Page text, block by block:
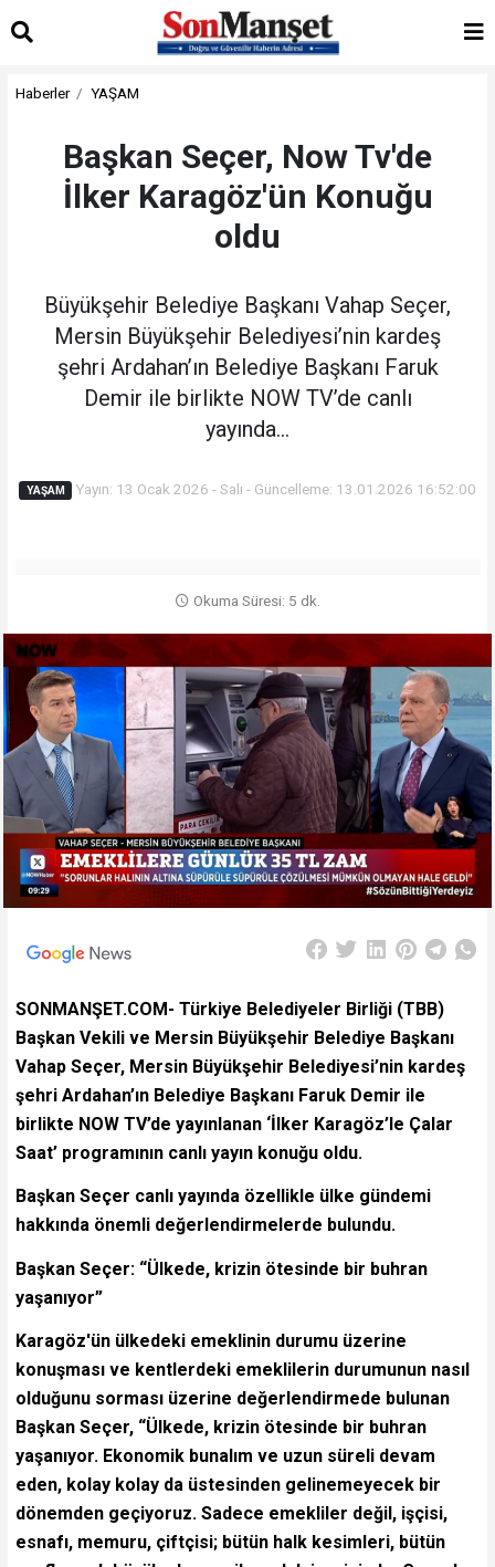
Haberler YAŞAM
Başkan Seçer, Now Tv'de
İlker Karagöz'ün Konuğu
oldu
Büyükşehir Belediye Başkanı Vahap Seçer,
Mersin Büyükşehir Belediyesi’nin kardeş
şehri Ardahan’ın Belediye Başkanı Faruk
Demir ile birlikte NOW TV’de canlı
yayında...
YAŞAM Yayın: 13 Ocak 2026 - Salı - Güncelleme: 13.01.2026 16:52:00
Okuma Süresi: 5 dk.
SONMANŞET.COM- Türkiye Belediyeler Birliği (TBB)
Başkan Vekili ve Mersin Büyükşehir Belediye Başkanı
Vahap Seçer, Mersin Büyükşehir Belediyesi’nin kardeş
şehri Ardahan’ın Belediye Başkanı Faruk Demir ile
birlikte NOW TV’de yayınlanan ‘İlker Karagöz’le Çalar
Saat’ programının canlı yayın konuğu oldu.
Başkan Seçer canlı yayında özellikle ülke gündemi
hakkında önemli değerlendirmelerde bulundu.
Başkan Seçer: “Ülkede, krizin ötesinde bir buhran
yaşanıyor”
Karagöz'ün ülkedeki emeklinin durumu üzerine
konuşması ve kentlerdeki emeklilerin durumunun nasıl
olduğunu sorması üzerine değerlendirmede bulunan
Başkan Seçer, “Ülkede, krizin ötesinde bir buhran
yaşanıyor. Ekonomik bunalım ve uzun süreli devam
eden, kolay kolay da üstesinden gelinemeyecek bir
dönemden geçiyoruz. Sadece emekliler değil, işçisi,
esnafı, memuru, çiftçisi; bütün halk kesimleri, bütün